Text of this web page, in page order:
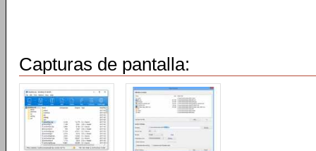
Capturas de pantalla: